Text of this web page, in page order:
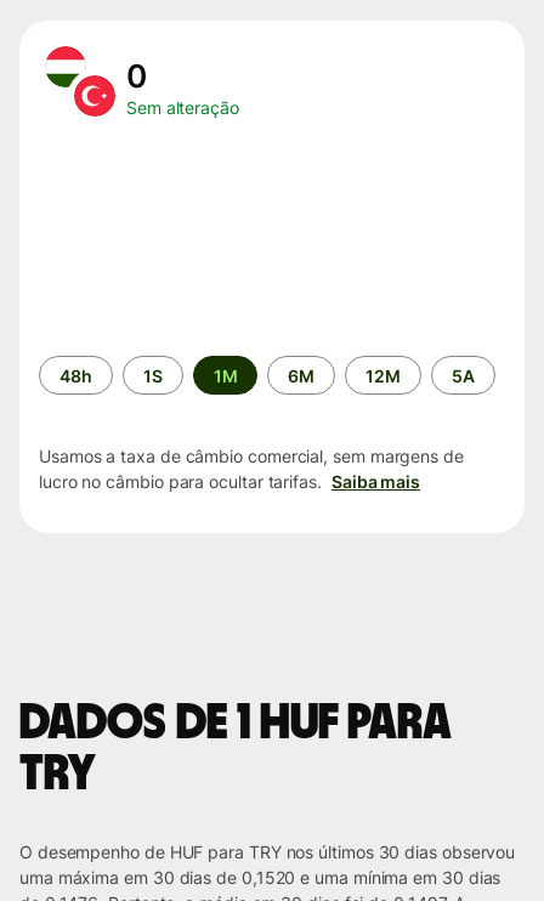
0
Sem alteração
Período
de
48h 1S 1M 6M 12M 5A
Usamos a taxa de câmbio comercial, sem margens de
lucro no câmbio para ocultar tarifas. Saiba mais
Dados de 1 HUF para
TRY
O desempenho de HUF para TRY nos últimos 30 dias observou
uma máxima em 30 dias de 0,1520 e uma mínima em 30 dias